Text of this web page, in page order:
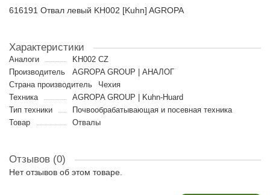
616191 Отвал левый KH002 [Kuhn] AGROPA
Характеристики
Аналоги
KH002 CZ
Производитель
AGROPA GROUP | АНАЛОГ
Страна производитель
Чехия
Техника
AGROPA GROUP | Kuhn-Huard
Тип техники
Почвообрабатывающая и посевная техника
Товар
Отвалы
Отзывов (0)
Нет отзывов об этом товаре.